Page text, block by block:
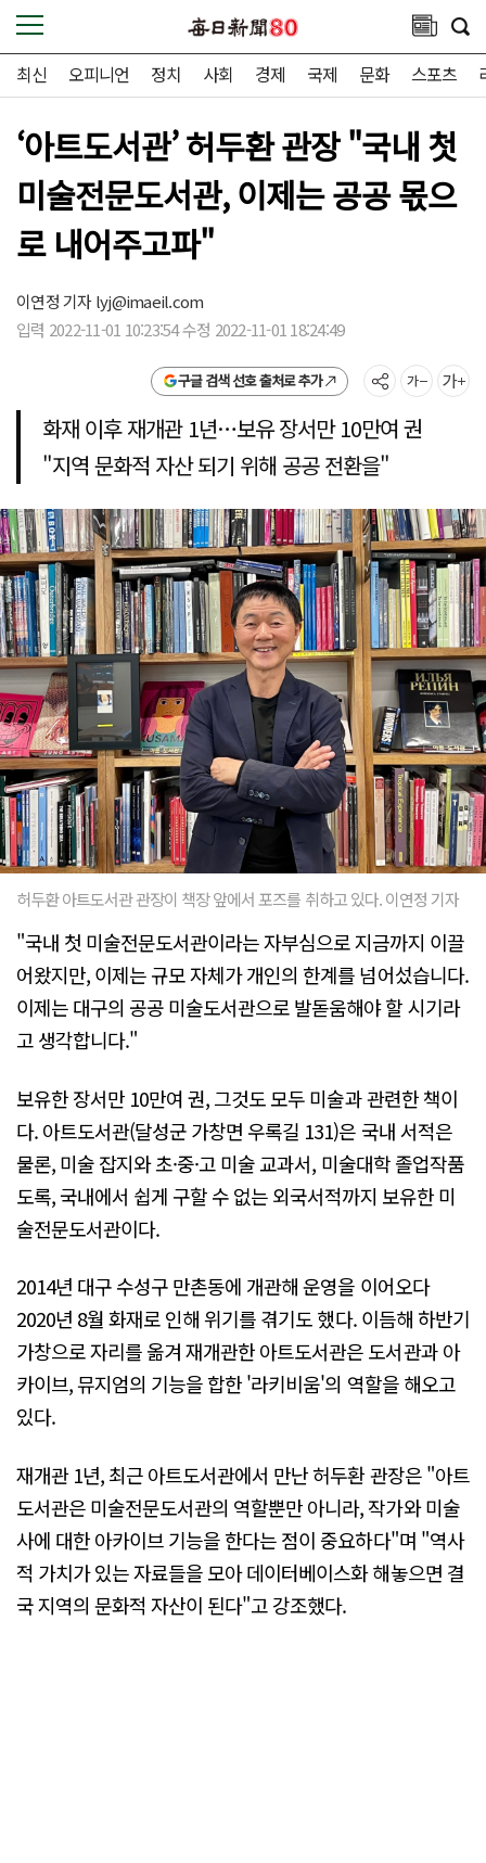
최신 오피니언 정치 사회 경제 국제 문화 스포츠
‘아트도서관’ 허두환 관장 "국내 첫
미술전문도서관, 이제는 공공 몫으
로 내어주고파"
이연정 기자lyj@imaeil.com
입력 2022-11-01 10:23:54 수정 2022-11-01 18:24:49
구글 검색 선호 출처로 추가
화재 이후 재개관 1년…보유 장서만 10만여 권
"지역 문화적 자산 되기 위해 공공 전환을"
허두환 아트도서관 관장이 책장 앞에서 포즈를 취하고 있다. 이연정 기자
"국내 첫 미술전문도서관이라는 자부심으로 지금까지 이끌
어왔지만, 이제는 규모 자체가 개인의 한계를 넘어섰습니다.
이제는 대구의 공공 미술도서관으로 발돋움해야 할 시기라
고 생각합니다."
보유한 장서만 10만여 권, 그것도 모두 미술과 관련한 책이
다. 아트도서관(달성군 가창면 우록길 131)은 국내 서적은
물론, 미술 잡지와 초·중·고 미술 교과서, 미술대학 졸업작품
도록, 국내에서 쉽게 구할 수 없는 외국서적까지 보유한 미
술전문도서관이다.
2014년 대구 수성구 만촌동에 개관해 운영을 이어오다
2020년 8월 화재로 인해 위기를 겪기도 했다. 이듬해 하반기
가창으로 자리를 옮겨 재개관한 아트도서관은 도서관과 아
카이브, 뮤지엄의 기능을 합한 '라키비움'의 역할을 해오고
있다.
재개관 1년, 최근 아트도서관에서 만난 허두환 관장은 "아트
도서관은 미술전문도서관의 역할뿐만 아니라, 작가와 미술
사에 대한 아카이브 기능을 한다는 점이 중요하다"며 "역사
적 가치가 있는 자료들을 모아 데이터베이스화 해놓으면 결
국 지역의 문화적 자산이 된다"고 강조했다.